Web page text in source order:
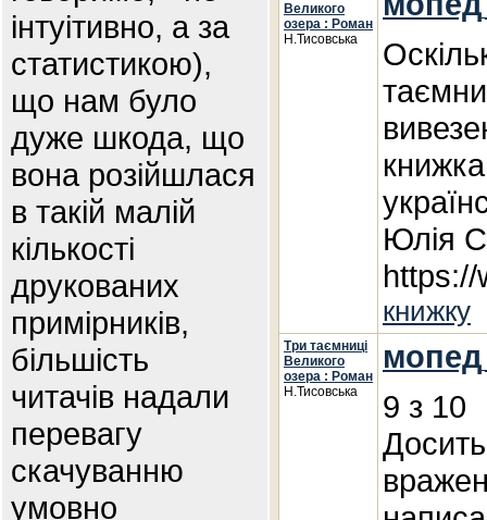
інтуітивно, а за
статистикою),
що нам було
дуже шкода, що
вона розійшлася
в такій малій
кількості
друкованих
примірників,
більшість
читачів надали
перевагу
скачуванню
умовно
Великого
озера : Роман
Н.Тисовська
Юлія
книжку
Три таємниці
Великого
озера : Роман
Н.Тисовська
9 з 10